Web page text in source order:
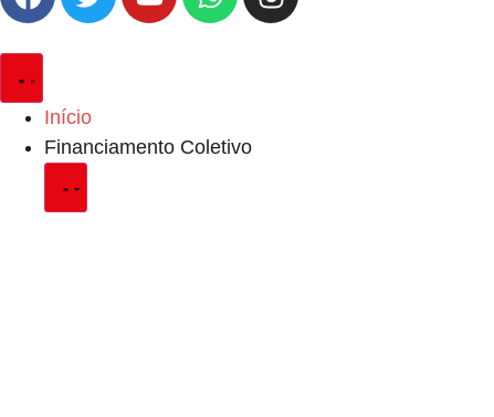
Início
Financiamento Coletivo